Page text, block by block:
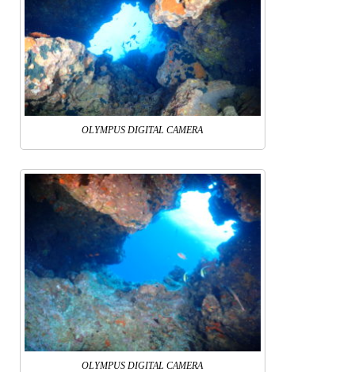
OLYMPUS DIGITAL CAMERA
OLYMPUS DIGITAL CAMERA